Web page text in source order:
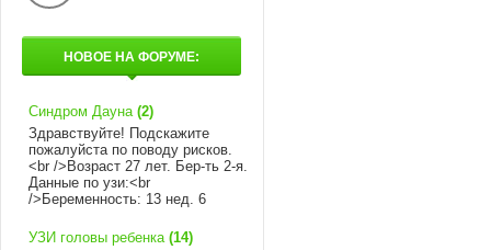
НОВОЕ НА ФОРУМЕ:
Синдром Дауна (2)
Здравствуйте! Подскажите
пожалуйста по поводу рисков.
<br />Возраст 27 лет. Бер-ть 2-я.
Данные по узи:<br
/>Беременность: 13 нед. 6
УЗИ головы ребенка (14)